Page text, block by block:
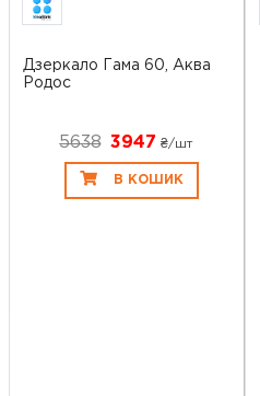
Дзеркало Гама 60, Аква
Родос
5638 3947₴/шт
В КОШИК